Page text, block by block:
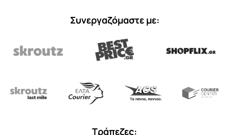
Συνεργαζόμαστε με:
Τράπεζες: